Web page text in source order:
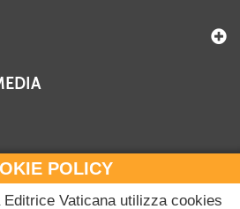
POLICY
Vaticana utilizza cookies